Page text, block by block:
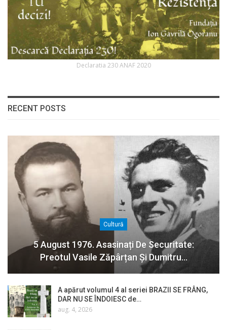
Declaratia 230 ANAF 2020
RECENT POSTS
Cultură
5 August 1976. Asasinați De Securitate:
Preotul Vasile Zăpârțan Și Dumitru…
A apărut volumul 4 al seriei BRAZII SE FRÂNG,
DAR NU SE ÎNDOIESC de…
aug. 4, 2026